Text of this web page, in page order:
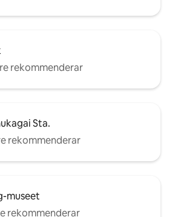
rekommenderar
Sta.
rekommenderar
museet
rekommenderar